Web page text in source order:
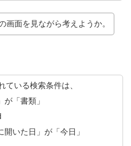
画面を見ながら考えようか。
ている検索条件は、
が「書類」
開いた日」が「今日」